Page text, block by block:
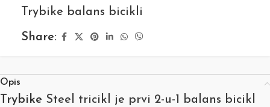
Trybike balans bicikli
Share:
Opis
Trybike Steel tricikl je prvi 2-u-1 balans bicikl